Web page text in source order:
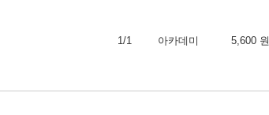
1/1 아카데미 5,600 원